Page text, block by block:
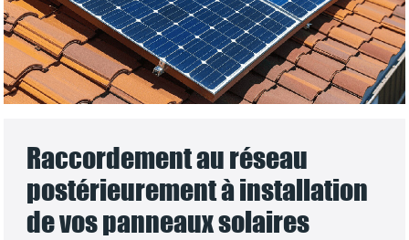
Raccordement au réseau
postérieurement à installation
de vos panneaux solaires